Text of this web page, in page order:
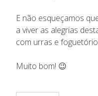
E não esqueçamos
a viver as alegrias
com urras e
Muito bom! 😉